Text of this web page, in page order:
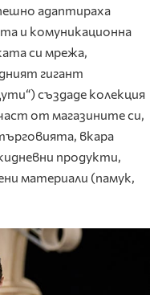
адаптираха
и комуникационна
си мрежа,
гигант
създаде колекция
от магазините си,
вкара
продукти,
материали (памук,